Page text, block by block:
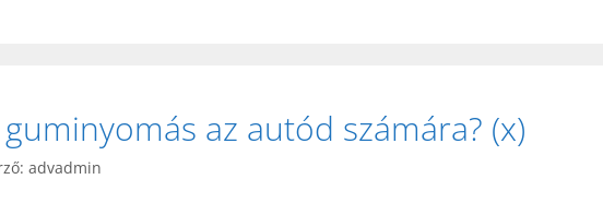
az autód számára? (x)
advadmin